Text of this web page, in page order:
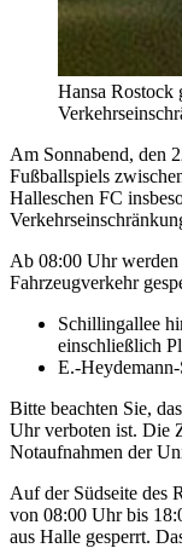
Hansa Rostock
Am Sonnabend, den
Fußballspiels
Halleschen FC
Ab 08:00 Uhr werden
Fahrzeugverkehr
Schillingallee
einschließlich
E.-Heydemann-
Bitte beachten Sie,
Uhr verboten ist. Die
Notaufnahmen der
Auf der Südseite des
von 08:00 Uhr bis
aus Halle gesperrt.